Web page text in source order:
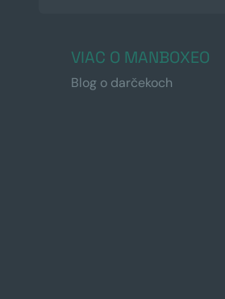
VIAC O MANBOXEO
Blog o darčekoch